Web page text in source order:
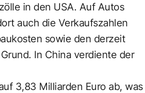
in den USA. Auf Autos
auch die Verkaufszahlen
sowie den derzeit
In China verdiente der
3,83 Milliarden Euro ab, was